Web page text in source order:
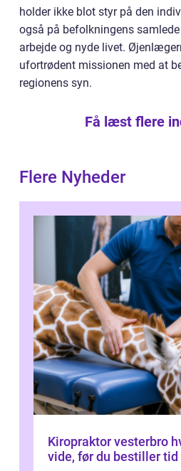
holder ikke blot styr på den
også på befolkningens
arbejde og nyde livet.
ufortrødent missionen med at
regionens syn.
Få læst flere
Flere Nyheder
Kiropraktor vesterbro hvad du skal
vide, før du bestiller tid